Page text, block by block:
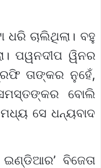
ଚାଲିଥିଲା। ବହୁ
ପୱନଦୀପ ୱିନର
ତାଙ୍କର ନୁହେଁ,
ବୋଲି
ସେ ଧନ୍ୟବାଦ
ବିଜେତା